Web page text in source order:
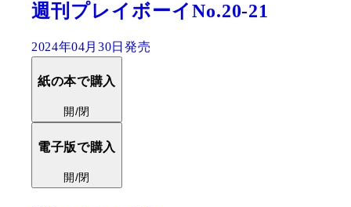
週刊プレイボーイNo.20-21
2024年04月30日発売
紙の本で購入
開/閉
電子版で購入
開/閉